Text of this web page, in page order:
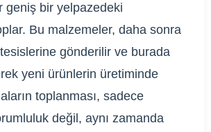
geniş bir yelpazedeki
Bu malzemeler, daha sonra
gönderilir ve burada
yeni ürünlerin üretiminde
toplanması, sadece
değil, aynı zamanda